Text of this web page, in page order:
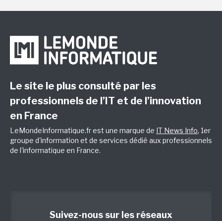
Le site le plus consulté par les
professionnels de l’IT et de l’innovation
en France
LeMondeInformatique.fr est une marque de IT News Info, 1er
groupe d'information et de services dédié aux professionnels
de l'informatique en France.
Suivez-nous sur les réseaux